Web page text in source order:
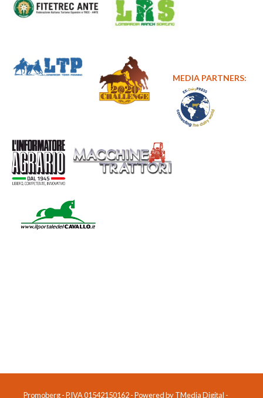
MEDIA PARTNERS:
Promoberg - P.IVA 01542150162 - Powered by TMedia Digital -